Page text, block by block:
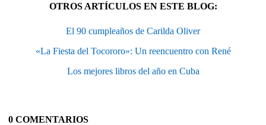
OTROS ARTÍCULOS EN ESTE BLOG:
El 90 cumpleaños de Carilda Oliver
«La Fiesta del Tocororo»: Un reencuentro con René
Los mejores libros del año en Cuba
0 COMENTARIOS